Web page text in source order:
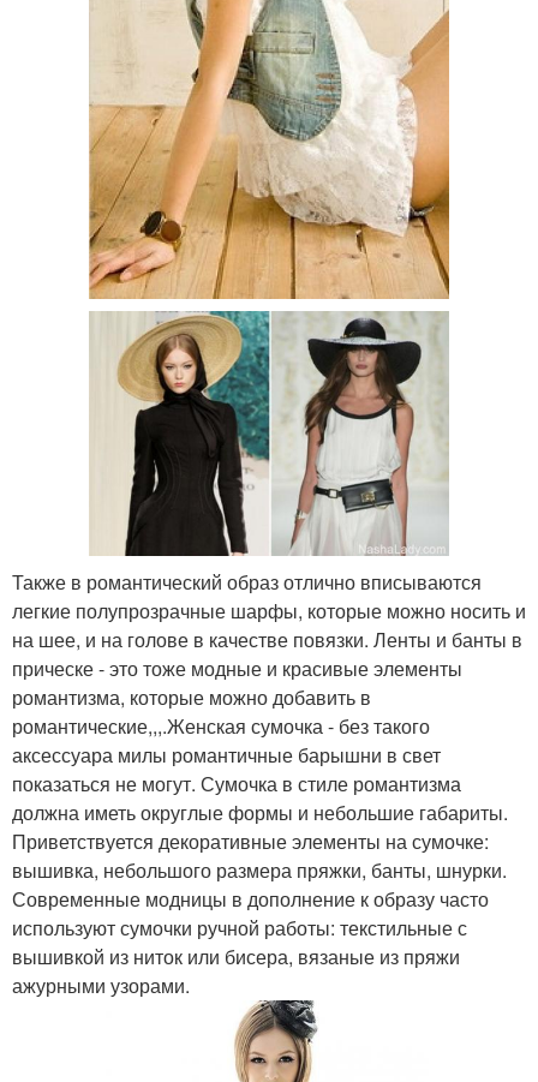
Также в романтический образ отлично вписываются
легкие полупрозрачные шарфы, которые можно носить и
на шее, и на голове в качестве повязки. Ленты и банты в
прическе - это тоже модные и красивые элементы
романтизма, которые можно добавить в
романтические,,,.Женская сумочка - без такого
аксессуара милы романтичные барышни в свет
показаться не могут. Сумочка в стиле романтизма
должна иметь округлые формы и небольшие габариты.
Приветствуется декоративные элементы на сумочке:
вышивка, небольшого размера пряжки, банты, шнурки.
Современные модницы в дополнение к образу часто
используют сумочки ручной работы: текстильные с
вышивкой из ниток или бисера, вязаные из пряжи
ажурными узорами.